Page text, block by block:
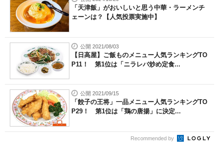
「天津飯」がおいしいと思う中華・ラーメンチ
ェーンは？【人気投票実施中】
公開 2021/08/03
【日高屋】ご飯ものメニュー人気ランキングTO
P11！ 第1位は「ニラレバ炒め定食...
公開 2021/09/15
「餃子の王将」一品メニュー人気ランキングTO
P29！ 第1位は「鶏の唐揚」に決定...
Recommended by